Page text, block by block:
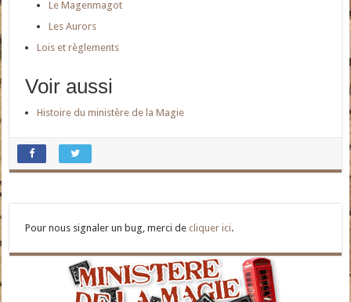
Le Magenmagot
Les Aurors
Lois et règlements
Voir aussi
Histoire du ministère de la Magie
Pour nous signaler un bug, merci decliquer ici.